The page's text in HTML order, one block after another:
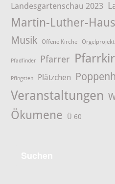
Landesgartenschau 2023
Martin-Luther-Haus
Musik Offene Kirche Orgelprojekt
Pfadfinder Pfarrer
Pfingsten Plätzchen
Veranstaltungen
Ökumene Ü 60